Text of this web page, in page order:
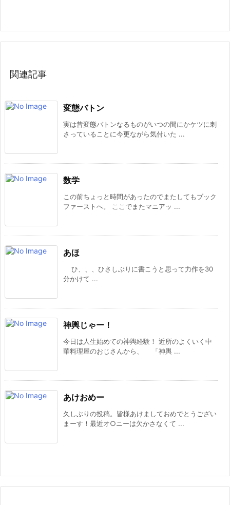
関連記事
変態バトン
実は昔変態バトンなるものがいつの間にかケツに刺
さっていることに今更ながら気付いた ...
数学
この前ちょっと時間があったのでまたしてもブック
ファーストへ。 ここでまたマニアッ ...
あほ
ひ、、、ひさしぶりに書こうと思って力作を30
分かけて ...
神輿じゃー！
今日は人生始めての神輿経験！ 近所のよくいく中
華料理屋のおじさんから、 「神輿 ...
あけおめー
久しぶりの投稿。皆様あけましておめでとうござい
まーす！最近オ○ニーは欠かさなくて ...